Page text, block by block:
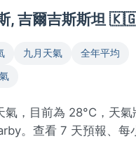
, 吉爾吉斯斯坦
九月天氣
全年平均
氣，目前為 28°C，天氣
。查看 7 天預報、每